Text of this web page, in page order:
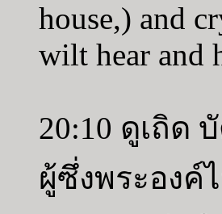
house,) and
wilt hear and
20:10 ดูเถิด
ผู้ซึ่งพระองค์